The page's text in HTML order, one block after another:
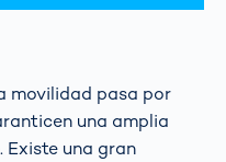
movilidad pasa por
una amplia
Existe una gran